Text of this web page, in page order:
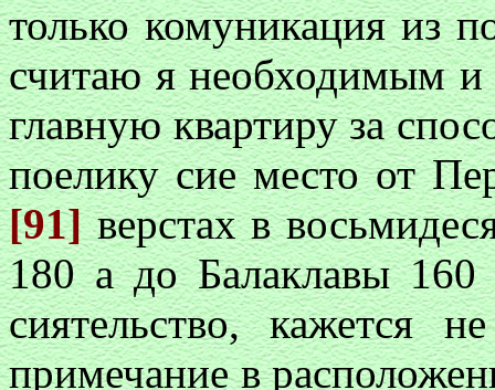
только комуникация из
считаю я необходимым и
главную квартиру за
поелику сие место от
[91]верстах в
180 а до Балаклавы 160
сиятельство, кажется
примечание в